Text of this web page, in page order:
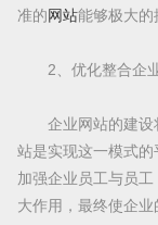
准的网站能够极大的
2、优化整合企
企业网站的建设
站是实现这一模式
加强企业员工与员
大作用，最终使企业